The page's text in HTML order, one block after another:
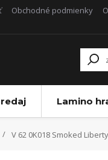
Obchodné podmienky
Lamino
V 62 0K018 Smoked